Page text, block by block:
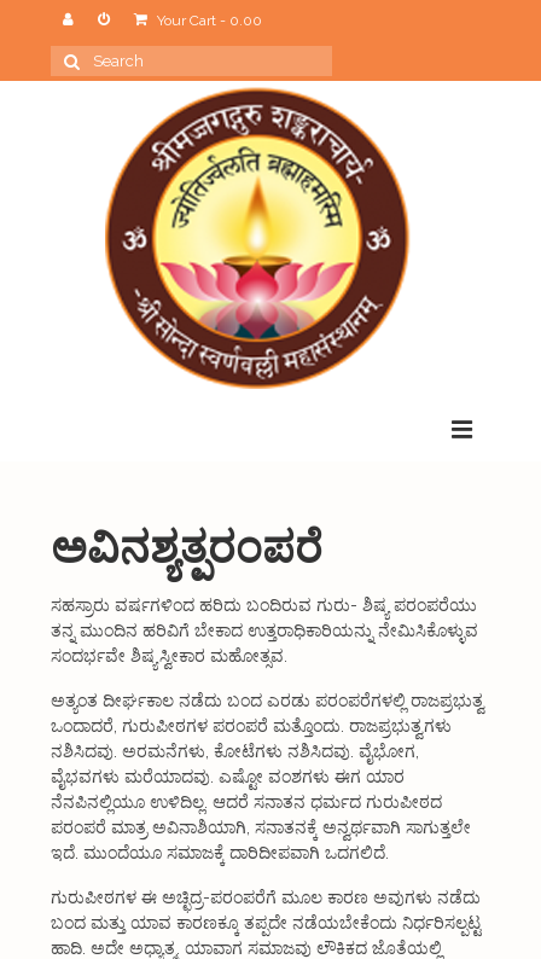
Your Cart- 0.00
Search
for:
About Us
Organizations
Initiatives
Gallery
Updates
Seva & Donation
Publications
Contact Us
ಅವಿನಶ್ಯತ್ಪರಂಪರೆ
ಸಹಸ್ರಾರು ವರ್ಷಗಳಿಂದ ಹರಿದು ಬಂದಿರುವ ಗುರು- ಶಿಷ್ಯ ಪರಂಪರೆಯು
ತನ್ನ ಮುಂದಿನ ಹರಿವಿಗೆ ಬೇಕಾದ ಉತ್ತರಾಧಿಕಾರಿಯನ್ನು ನೇಮಿಸಿಕೊಳ್ಳುವ
ಸಂದರ್ಭವೇ ಶಿಷ್ಯಸ್ವೀಕಾರ ಮಹೋತ್ಸವ.
ಅತ್ಯಂತ ದೀರ್ಘಕಾಲ ನಡೆದು ಬಂದ ಎರಡು ಪರಂಪರೆಗಳಲ್ಲಿ ರಾಜಪ್ರಭುತ್ವ
ಒಂದಾದರೆ, ಗುರುಪೀಠಗಳ ಪರಂಪರೆ ಮತ್ತೊಂದು. ರಾಜಪ್ರಭುತ್ವಗಳು
ನಶಿಸಿದವು. ಅರಮನೆಗಳು, ಕೋಟೆಗಳು ನಶಿಸಿದವು. ವೈಭೋಗ,
ವೈಭವಗಳು ಮರೆಯಾದವು. ಎಷ್ಟೋ ವಂಶಗಳು ಈಗ ಯಾರ
ನೆನಪಿನಲ್ಲಿಯೂ ಉಳಿದಿಲ್ಲ. ಆದರೆ ಸನಾತನ ಧರ್ಮದ ಗುರುಪೀಠದ
ಪರಂಪರೆ ಮಾತ್ರ ಅವಿನಾಶಿಯಾಗಿ, ಸನಾತನಕ್ಕೆ ಅನ್ವರ್ಥವಾಗಿ ಸಾಗುತ್ತಲೇ
ಇದೆ. ಮುಂದೆಯೂ ಸಮಾಜಕ್ಕೆ ದಾರಿದೀಪವಾಗಿ ಒದಗಲಿದೆ.
ಗುರುಪೀಠಗಳ ಈ ಅಚ್ಛಿದ್ರ-ಪರಂಪರೆಗೆ ಮೂಲ ಕಾರಣ ಅವುಗಳು ನಡೆದು
ಬಂದ ಮತ್ತು ಯಾವ ಕಾರಣಕ್ಕೂ ತಪ್ಪದೇ ನಡೆಯಬೇಕೆಂದು ನಿರ್ಧರಿಸಲ್ಪಟ್ಟ
ಹಾದಿ. ಅದೇ ಅಧ್ಯಾತ್ಮ. ಯಾವಾಗ ಸಮಾಜವು ಲೌಕಿಕದ ಜೊತೆಯಲ್ಲಿ